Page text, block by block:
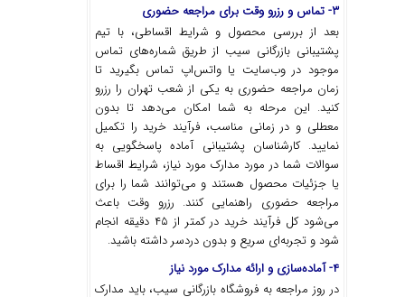
۳- تماس و رزرو وقت برای مراجعه حضوری
بعد از بررسی محصول و شرایط اقساطی، با تیم
پشتیبانی بازرگانی سیب از طریق شماره‌های تماس
موجود در وب‌سایت یا واتس‌اپ تماس بگیرید تا
زمان مراجعه حضوری به یکی از شعب تهران را رزرو
کنید. این مرحله به شما امکان می‌دهد تا بدون
معطلی و در زمانی مناسب، فرآیند خرید را تکمیل
نمایید. کارشناسان پشتیبانی آماده پاسخگویی به
سوالات شما در مورد مدارک مورد نیاز، شرایط اقساط
یا جزئیات محصول هستند و می‌توانند شما را برای
مراجعه حضوری راهنمایی کنند. رزرو وقت باعث
می‌شود کل فرآیند خرید در کمتر از ۴۵ دقیقه انجام
شود و تجربه‌ای سریع و بدون دردسر داشته باشید.
۴- آماده‌سازی و ارائه مدارک مورد نیاز
در روز مراجعه به فروشگاه بازرگانی سیب، باید مدارک